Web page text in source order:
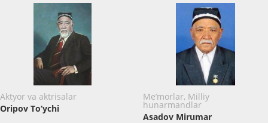
Aktyor va aktrisalar
Oripov To‘ychi
Me’morlar, Milliy
hunarmandlar
Asadov Mirumar